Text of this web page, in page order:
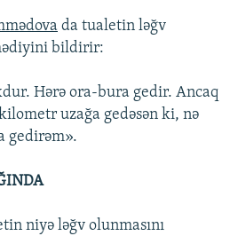
da tualetin ləğv
bildirir:
Hərə ora-bura gedir. Ancaq
uzağa gedəsən ki, nə
gedirəm».
niyə ləğv olunmasını